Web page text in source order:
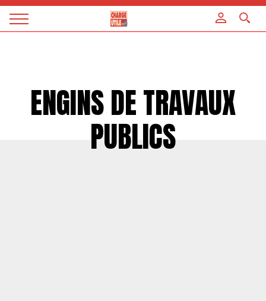
Magazine
ENGINS DE TRAVAUX
PUBLICS
Panneau de gestion des cookies